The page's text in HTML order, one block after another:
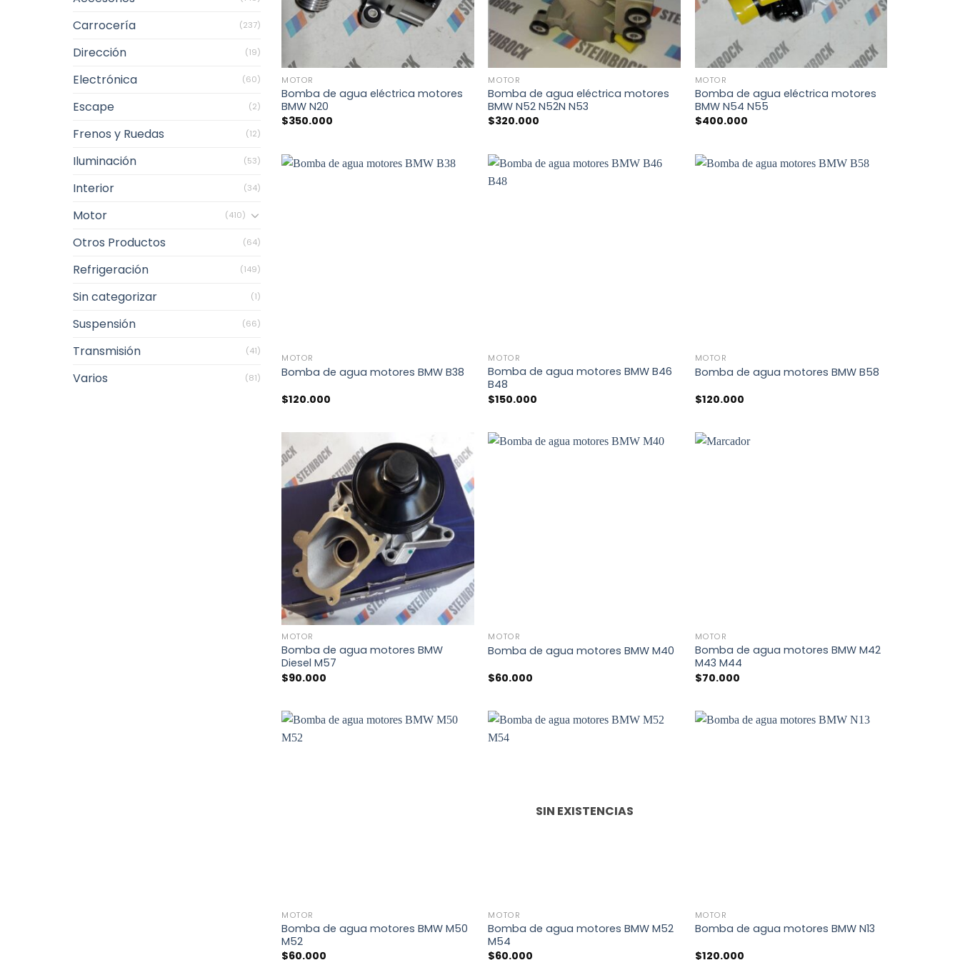
Carrocería (237)
Dirección (19)
Electrónica (60)
Escape (2)
Frenos y Ruedas (12)
Iluminación (53)
Interior (34)
Motor (410)
Otros Productos (64)
Refrigeración (149)
Sin categorizar (1)
Suspensión (66)
Transmisión (41)
Varios (81)
MOTOR
Bomba de agua eléctrica motores
BMW N20
$350.000
+
MOTOR
Bomba de agua eléctrica motores
BMW N52 N52N N53
$320.000
MOTOR
Bomba de agua eléctrica motores
BMW N54 N55
$400.000
MOTOR
Bomba de agua motores BMW B38
$120.000
MOTOR
Bomba de agua motores BMW B46
B48
$150.000
MOTOR
Bomba de agua motores BMW B58
$120.000
+
MOTOR
Bomba de agua motores BMW
Diesel M57
$90.000
MOTOR
Bomba de agua motores BMW M40
$60.000
MOTOR
Bomba de agua motores BMW M42
M43 M44
$70.000
MOTOR
Bomba de agua motores BMW M50
M52
$60.000
SIN EXISTENCIAS
MOTOR
Bomba de agua motores BMW M52
M54
$60.000
MOTOR
Bomba de agua motores BMW N13
$120.000